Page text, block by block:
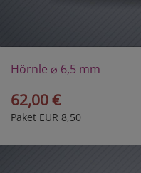
Hörnle ⌀ 6,5 mm
62,00 €
Paket EUR 8,50